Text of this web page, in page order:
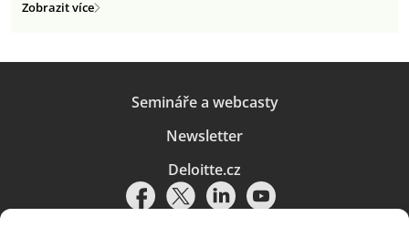
Zobrazit více
Semináře a webcasty
Newsletter
Deloitte.cz